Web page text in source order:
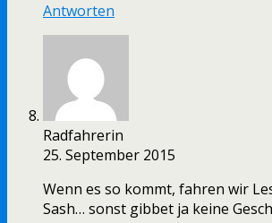
Antworten
Radfahrerin
25. September 2015
Wenn es so kommt, fahren wir
Sash… sonst gibbet ja keine